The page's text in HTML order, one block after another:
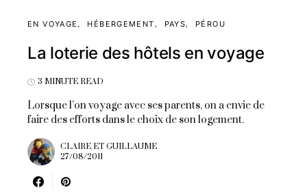
EN VOYAGE HÉBERGEMENT PAYS PÉROU
La loterie des hôtels en voyage
3 MINUTE READ
Lorsque l’on voyage avec ses parents, on a envie de
faire des efforts dans le choix de son logement.
CLAIRE ET GUILLAUME
27/08/2011